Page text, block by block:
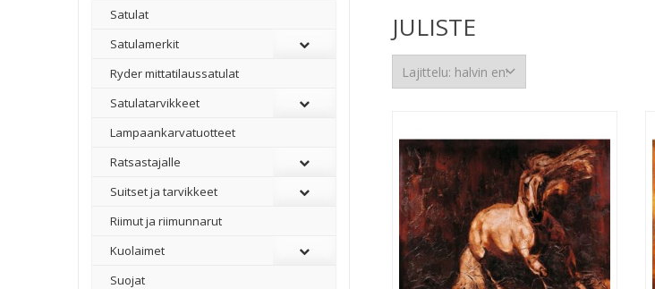
JULISTE
Satulat
Satulamerkit
Ryder mittatilaussatulat
Satulatarvikkeet
–
Lampaankarvatuotteet
Ratsastajalle
Suitset ja tarvikkeet
Riimut ja riimunnarut
Kuolaimet
Suojat